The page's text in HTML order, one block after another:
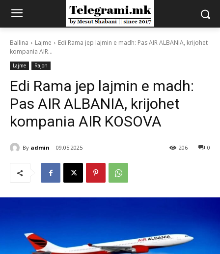
Ballina Lajme
Edi Rama jep lajmin e madh: Pas AIR ALBANIA, krijohet
kompania AIR...
Lajme Rajon
Edi Rama jep lajmin e madh:
Pas AIR ALBANIA, krijohet
kompania AIR KOSOVA
By admin 09.05.2025 0
206